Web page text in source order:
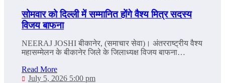
सोमवार को दिल्‍ली में सम्‍मानित होंगे वैश्य मित्र सदस्य
विजय बाफना
NEERAJ JOSHI बीकानेर, (समाचार सेवा)। अंतरराष्ट्रीय वैश्य
महासम्मेलन के बीकानेर जिले के जिलाध्यक्ष विजय बाफना…
Read More
July 5, 2026 5:00 pm